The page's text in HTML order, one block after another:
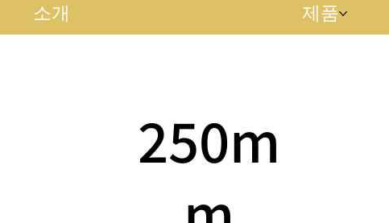
소개 제품
250m